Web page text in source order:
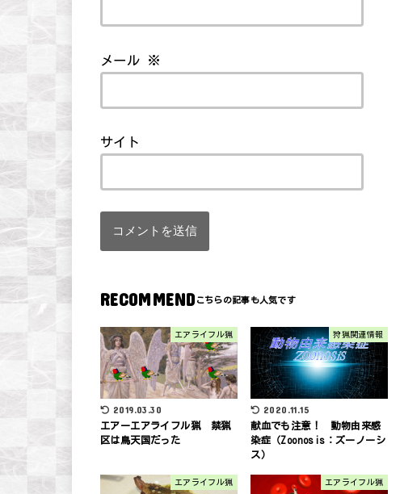
メール ※
サイト
RECOMMEND
エアライフル猟
2019.03.30
エアーエアライフル猟 禁猟
区は鳥天国だった
狩猟関連情報
2020.11.15
献血でも注意！ 動物由来感
染症（Zoonosis：ズーノーシ
ス）
エアライフル猟 エアライフル猟